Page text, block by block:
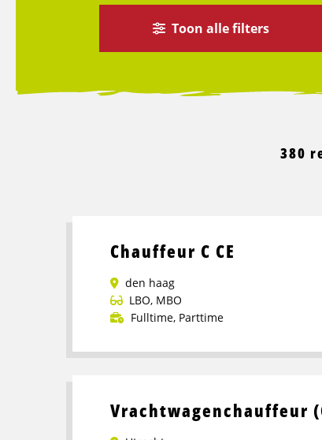
Toon alle filters
380
Chauffeur C CE
den haag
LBO, MBO
Fulltime, Parttime
meer
C
Vrachtwagenchauffeur